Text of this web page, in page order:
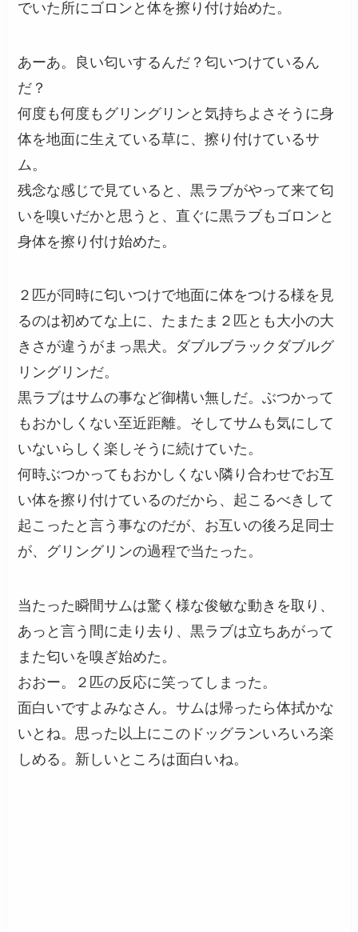
でいた所にゴロンと体を擦り付け始めた。
あーあ。良い匂いするんだ？匂いつけているん
だ？
何度も何度もグリングリンと気持ちよさそうに身
体を地面に生えている草に、擦り付けているサ
ム。
残念な感じで見ていると、黒ラブがやって来て匂
いを嗅いだかと思うと、直ぐに黒ラブもゴロンと
身体を擦り付け始めた。
２匹が同時に匂いつけで地面に体をつける様を見
るのは初めてな上に、たまたま２匹とも大小の大
きさが違うがまっ黒犬。ダブルブラックダブルグ
リングリンだ。
黒ラブはサムの事など御構い無しだ。ぶつかって
もおかしくない至近距離。そしてサムも気にして
いないらしく楽しそうに続けていた。
何時ぶつかってもおかしくない隣り合わせでお互
い体を擦り付けているのだから、起こるべきして
起こったと言う事なのだが、お互いの後ろ足同士
が、グリングリンの過程で当たった。
当たった瞬間サムは驚く様な俊敏な動きを取り、
あっと言う間に走り去り、黒ラブは立ちあがって
また匂いを嗅ぎ始めた。
おおー。２匹の反応に笑ってしまった。
面白いですよみなさん。サムは帰ったら体拭かな
いとね。思った以上にこのドッグランいろいろ楽
しめる。新しいところは面白いね。